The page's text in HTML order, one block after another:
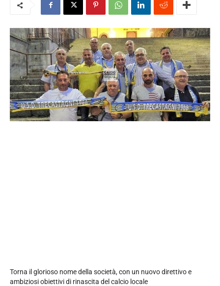
Torna il glorioso nome della società, con un nuovo direttivo e
ambiziosi obiettivi di rinascita del calcio locale